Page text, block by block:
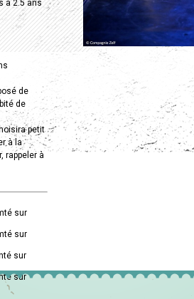
à 2.5 ans
de
de
petit
à la
rappeler à
sur
sur
sur
sur